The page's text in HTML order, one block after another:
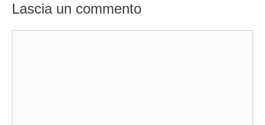
Lascia un commento